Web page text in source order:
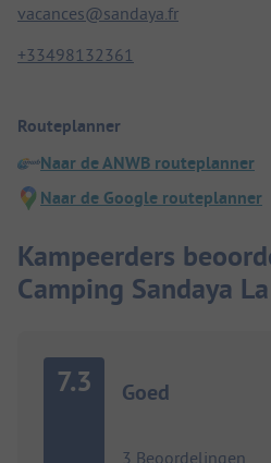
vacances@sandaya.fr
+33498132361
Routeplanner
Naar de ANWB routeplanner
Naar de Google routeplanner
Kampeerders
Camping Sandaya
7.3 Goed
3 Beoordelingen